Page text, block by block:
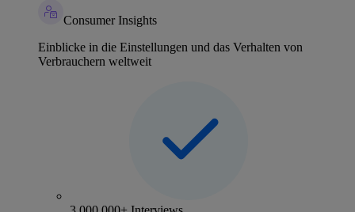
Consumer Insights
Einblicke in die Einstellungen und das Verhalten von
Verbrauchern weltweit